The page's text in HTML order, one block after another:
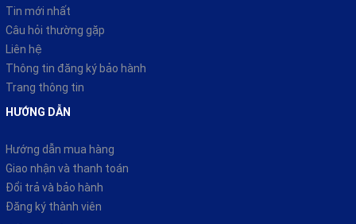
Tin mới nhất
Câu hỏi thường gặp
Liên hệ
Thông tin đăng ký bảo hành
Trang thông tin
HƯỚNG DẪN
Hướng dẫn mua hàng
Giao nhận và thanh toán
Đổi trả và bảo hành
Đăng ký thành viên